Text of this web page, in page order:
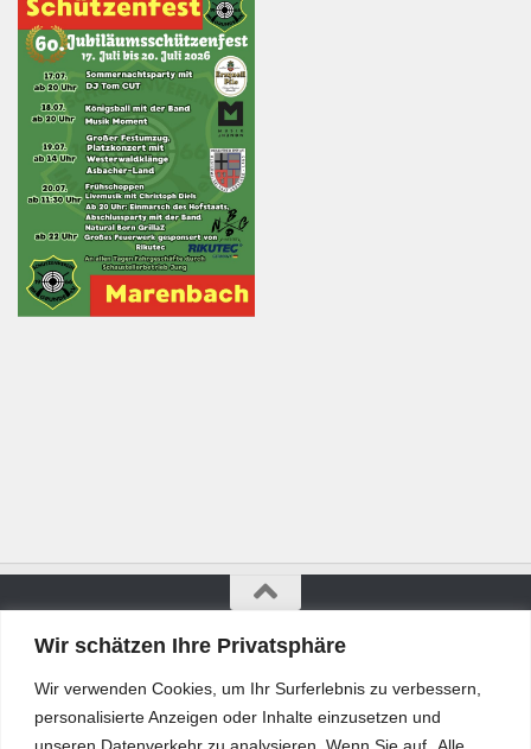
Wir schätzen Ihre Privatsphäre
Wir verwenden Cookies, um Ihr Surferlebnis zu verbessern,
personalisierte Anzeigen oder Inhalte einzusetzen und
unseren Datenverkehr zu analysieren. Wenn Sie auf „Alle
Bürgerkurier © 2026. Alle Rechte vorbehalten.